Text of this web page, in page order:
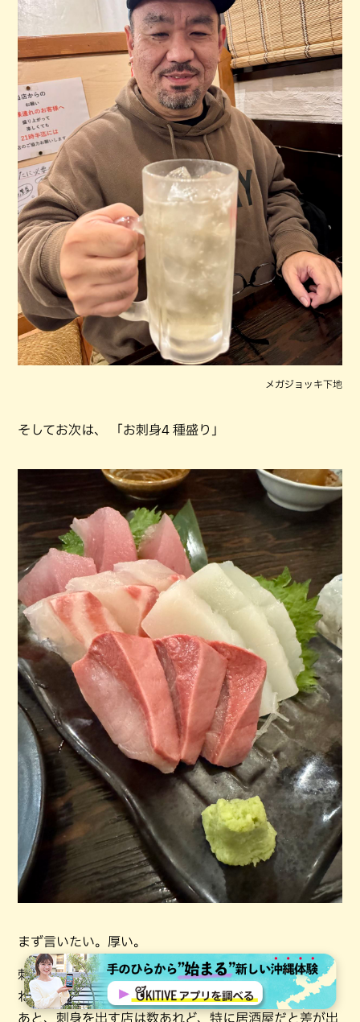
メガジョッキ下地
そしてお次は、 「お刺身4 種盛り」
まず言いたい。厚い。
刺身って、厚みでテンションが決まるとこありますよ
ね。厚いだけで、料理人とハグしたくなる。
あと、刺身を出す店は数あれど、特に居酒屋だと差が出